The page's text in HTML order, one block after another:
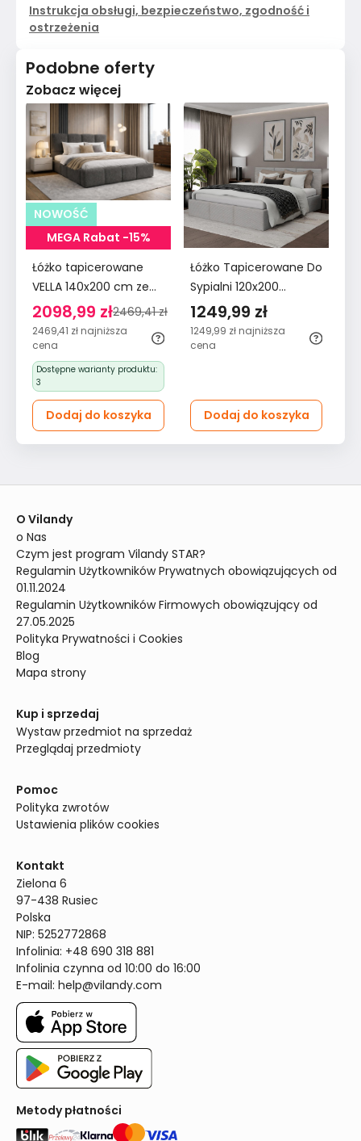
Instrukcja obsługi, bezpieczeństwo, zgodność i
ostrzeżenia
Podobne oferty
Zobacz więcej
NOWOŚĆ
MEGA Rabat -15%
Łóżko tapicerowane
VELLA 140x200 cm ze
stelażem i
pojemnikiem boucle
do sypialni
ciemnoszary
2098,99 zł2469,41 zł
2469,41 zł najniższa
cena
Dostępne warianty produktu:
3
Dodaj do koszyka
Łóżko Tapicerowane Do
Sypialni 120x200
Podwójne z
Pojemnikiem Szare
1249,99 zł
1249,99 zł najniższa
cena
Dodaj do koszyka
O Vilandy
o Nas
Czym jest program Vilandy STAR?
Regulamin Użytkowników Prywatnych obowiązujących od
01.11.2024
Regulamin Użytkowników Firmowych obowiązujący od
27.05.2025
Polityka Prywatności i Cookies
Blog
Mapa strony
Kup i sprzedaj
Wystaw przedmiot na sprzedaż
Przeglądaj przedmioty
Pomoc
Polityka zwrotów
Ustawienia plików cookies
Kontakt
Zielona 6
97-438 Rusiec
Polska
NIP: 5252772868
Infolinia: +48 690 318 881
Infolinia czynna od 10:00 do 16:00
E-mail: help@vilandy.com
Metody płatności